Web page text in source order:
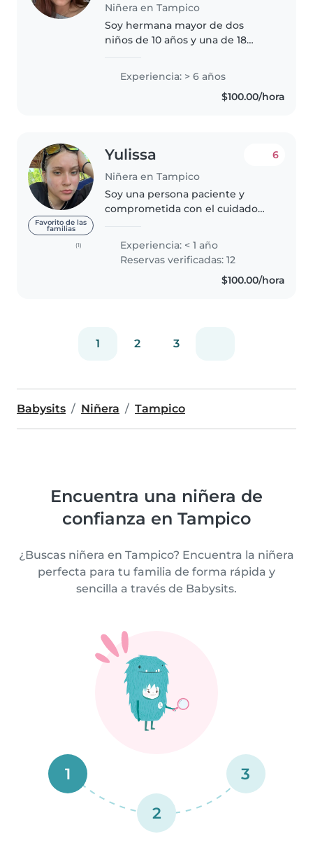
Niñera en Tampico
Soy hermana mayor de dos
niños de 10 años y una de 18
ciencias de la comunicación y
vengo de una familia de
doctores y enfermeras, se lo
Experiencia: > 6 años
$100.00/hora
Favorito de las
familias
(1)
Yulissa
Niñera en Tampico
6
Soy una persona paciente y
comprometida con el cuidado
trabajando y conviviendo con
niños y jóvenes en actividades
educativas, recreativas y
Experiencia: < 1 año
Reservas verificadas: 12
$100.00/hora
1 2 3
Babysits Niñera Tampico
Encuentra una niñera de
confianza en Tampico
¿Buscas niñera en Tampico? Encuentra la niñera
perfecta para tu familia de forma rápida y
sencilla a través de Babysits.
1
2
3